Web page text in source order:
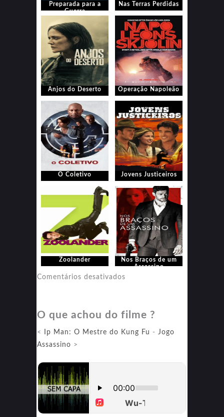
Preparada para a
Guerra
Nas Terras Perdidas
Anjos do Deserto Operação Napoleão
O Coletivo Jovens Justiceiros
Zoolander
Nos Braços de um
Assassino
Comentários desativados
de
O que achou do filme ?
< Ip Man: O Mestre do Kung Fu - Jogo
Assassino >